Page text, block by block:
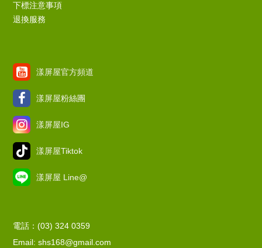
下標注意事項
退換服務
漾屏屋官方頻道
漾屏屋粉絲團
漾屏屋IG
漾屏屋Tiktok
漾屏屋 Line@
電話：(03) 324 0359
Email: shs168@gmail.com